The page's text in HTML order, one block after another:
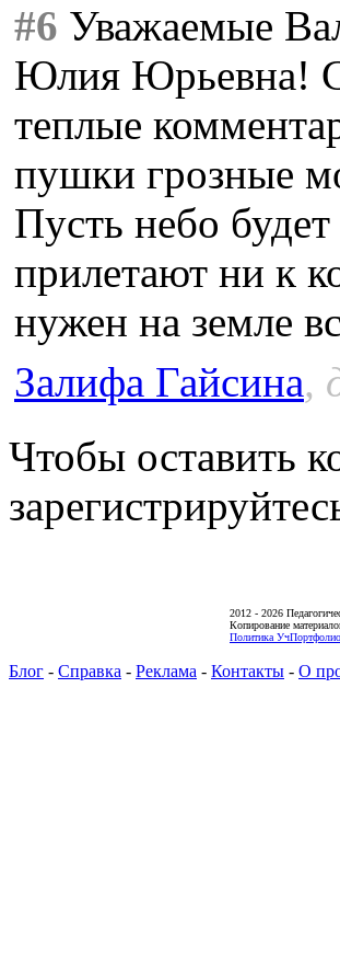
#6 Уважаемые
Юлия Юрьевна!
теплые
пушки грозные
Пусть небо
прилетают ни к
нужен на земле
Залифа Гайсина,
Чтобы оставить
2012 - 2026
Копирование
Политика
Блог - Справка - Реклама - Контакты - О